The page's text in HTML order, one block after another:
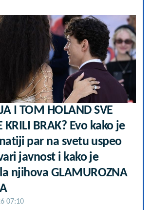
I TOM HOLAND SVE
KRILI BRAK? Evo kako je
par na svetu uspeo
javnost i kako je
njihova GLAMUROZNA
07:10